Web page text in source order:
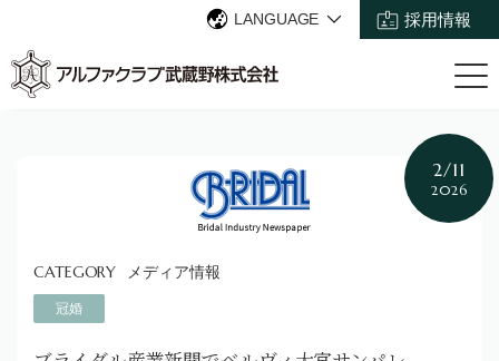
LANGUAGE 採用情報
2/11
2026
メディア情報
冠婚